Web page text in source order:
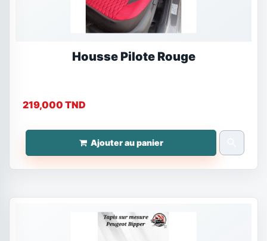
Housse Pilote Rouge
219,000 TND
Ajouter au panier